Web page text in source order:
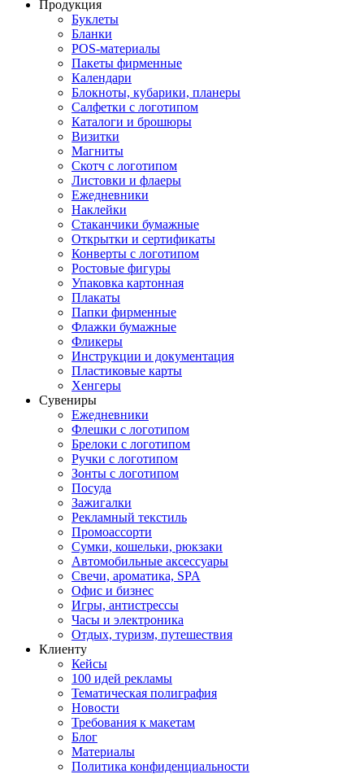
Продукция
Буклеты
Бланки
POS-материалы
Пакеты фирменные
Календари
Блокноты, кубарики, планеры
Салфетки с логотипом
Каталоги и брошюры
Визитки
Магниты
Скотч с логотипом
Листовки и флаеры
Ежедневники
Наклейки
Стаканчики бумажные
Открытки и сертификаты
Конверты с логотипом
Ростовые фигуры
Упаковка картонная
Плакаты
Папки фирменные
Флажки бумажные
Фликеры
Инструкции и документация
Пластиковые карты
Хенгеры
Сувениры
Ежедневники
Флешки с логотипом
Брелоки с логотипом
Ручки с логотипом
Зонты с логотипом
Посуда
Зажигалки
Рекламный текстиль
Промоассорти
Сумки, кошельки, рюкзаки
Автомобильные аксессуары
Свечи, ароматика, SPA
Офис и бизнес
Игры, антистрессы
Часы и электроника
Отдых, туризм, путешествия
Клиенту
Кейсы
100 идей рекламы
Тематическая полиграфия
Новости
Требования к макетам
Блог
Материалы
Политика конфиденциальности